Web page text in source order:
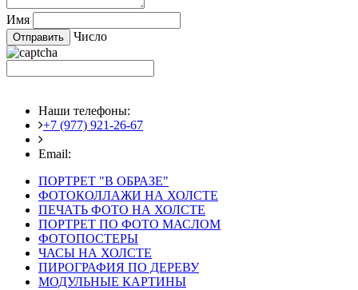
Имя
Число
Наши телефоны:
+7 (977) 921-26-67
Email:
ПОРТРЕТ "В ОБРАЗЕ"
ФОТОКОЛЛАЖИ НА ХОЛСТЕ
ПЕЧАТЬ ФОТО НА ХОЛСТЕ
ПОРТРЕТ ПО ФОТО МАСЛОМ
ФОТОПОСТЕРЫ
ЧАСЫ НА ХОЛСТЕ
ПИРОГРАФИЯ ПО ДЕРЕВУ
МОДУЛЬНЫЕ КАРТИНЫ